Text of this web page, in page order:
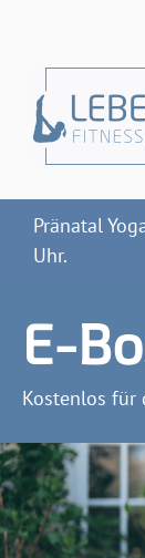
Pränatal
Uhr.
E-
Kostenlos für